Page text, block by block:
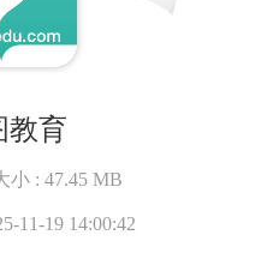
教育
小 :47.45 MB
11-19 14:00:42